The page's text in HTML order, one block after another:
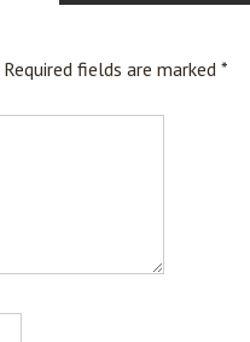
Required fields are marked *